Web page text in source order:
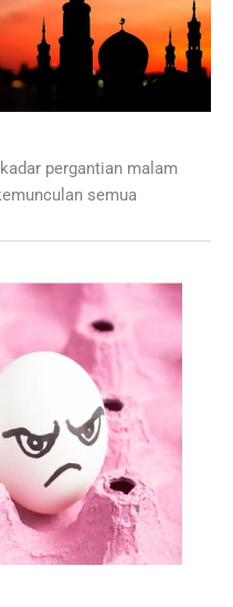
pergantian malam
semua